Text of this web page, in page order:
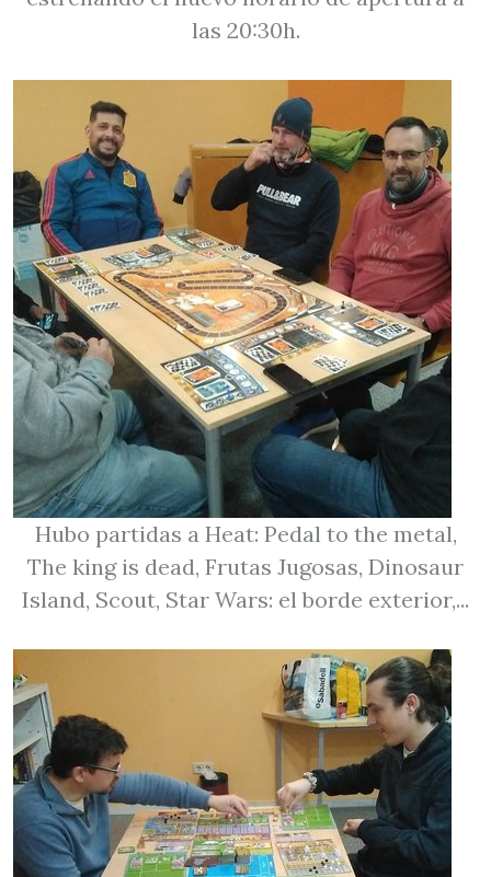
las 20:30h.
Hubo partidas a Heat: Pedal to the metal,
The king is dead, Frutas Jugosas, Dinosaur
Island, Scout, Star Wars: el borde exterior,...